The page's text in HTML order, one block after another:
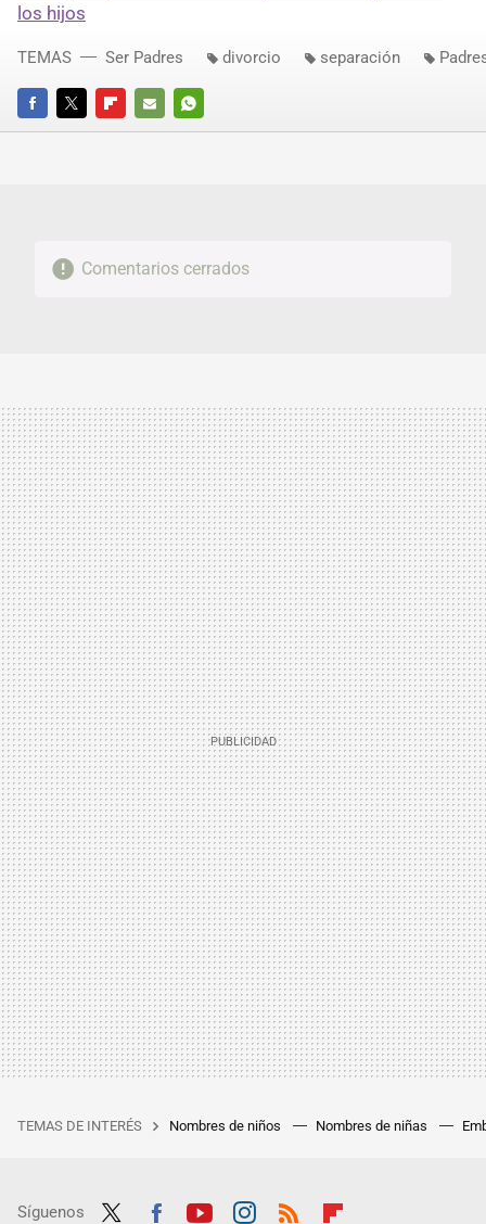
los hijos
FACEBOOKTWITTERFLIPBOARD
E-
WHATSAPP
TEMAS Ser Padres divorcio separación
Comentarios cerrados
TEMAS DE INTERÉS Nombres de niños Nombres de niñas
Síguenos